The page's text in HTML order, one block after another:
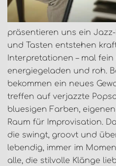
präsentieren uns ein
und Tasten entstehen
Interpretationen – mal
energiegeladen und roh.
bekommen ein neues
treffen auf verjazzte
bluesigen Farben,
Raum für Improvisation.
die swingt, groovt und
lebendig, immer im
alle, die stilvolle Klänge